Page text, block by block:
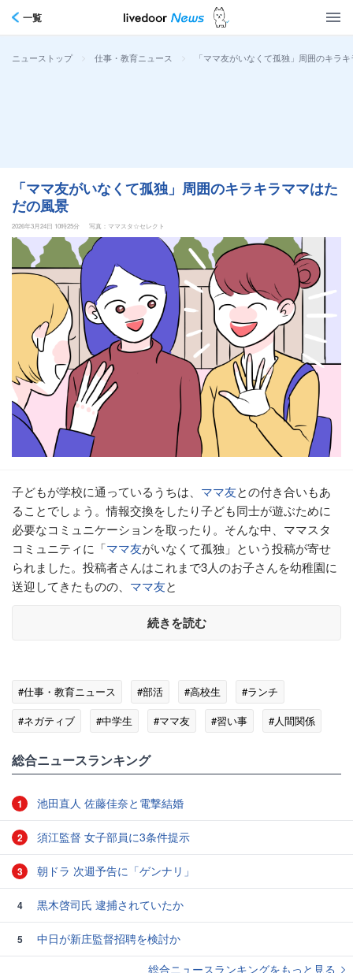
一覧
ニューストップ > 仕事・教育ニュース > 「ママ友がいなくて孤独」周囲のキラ
「ママ友がいなくて孤独」周囲のキラキラママはた
だの風景
2026年3月24日 10時25分 写真：ママスタ☆セレクト
子どもが学校に通っているうちは、 ママ友との付き合いもあ
ることでしょう。情報交換をしたり子ども同士が遊ぶために
必要なコミュニケーションを取ったり。そんな中、ママスタ
コミュニティに「ママ友がいなくて孤独」という投稿が寄せ
られました。投稿者さんはこれまで3人のお子さんを幼稚園に
送迎してきたものの、 ママ友と
続きを読む
#仕事・教育ニュース #部活 #高校生
#ランチ
#ネガティブ
#中学生 #ママ友 #習い事 #人間関係
総合ニュースランキング
1 池田直人 佐藤佳奈と電撃結婚
2 須江監督 女子部員に3条件提示
3 朝ドラ 次週予告に「ゲンナリ」
4 黒木啓司氏 逮捕されていたか
5
中日が新庄監督招聘を検討か
総合ニュースランキングをもっと見る